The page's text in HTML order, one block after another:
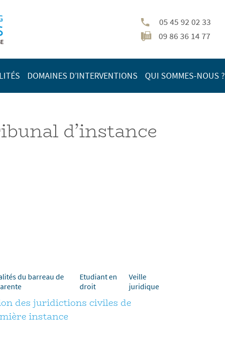
05 45 92 02 33
09 86 36 14 77
DOMAINES D’INTERVENTIONS QUI SOMMES-NOUS ?
d’instance
du barreau de
Etudiant en
droit
Veille
juridique
des juridictions civiles de
instance